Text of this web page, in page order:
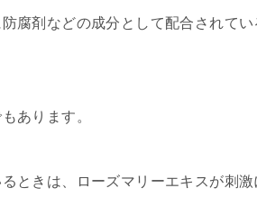
腐剤などの成分として配合されてい
あります。
ときは、ローズマリーエキスが刺激